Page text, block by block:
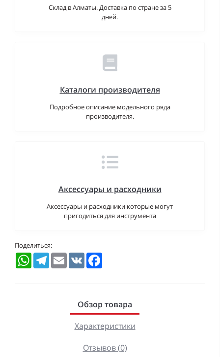
Склад в Алматы. Доставка по стране за 5
дней.
Каталоги производителя
Подробное описание модельного ряда
производителя.
Аксессуары и расходники
Аксессуары и расходники которые могут
пригодиться для инструмента
Поделиться:
WhatsAppTelegramEmail VK
Обзор товара
Характеристики
Отзывов (0)